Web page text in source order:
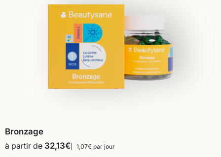
Bronzage
à partir de 32,13€ 1,07€ par jour